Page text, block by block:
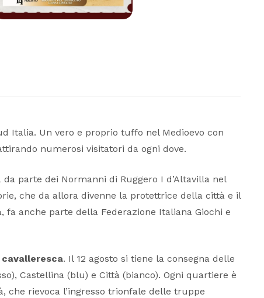
Italia. Un vero e proprio tuffo nel Medioevo con
numerosi visitatori da ogni dove.
parte dei Normanni di Ruggero I d’Altavilla nel
che da allora divenne la protettrice della città e il
anche parte della Federazione Italiana Giochi e
. Il 12 agosto si tiene la consegna delle
Castellina (blu) e Città (bianco). Ogni quartiere è
che rievoca l’ingresso trionfale delle truppe